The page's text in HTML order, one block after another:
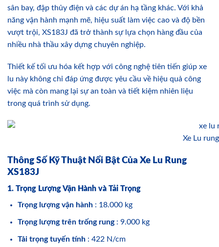
sân bay, đập thủy điện và các dự án hạ tầng khác. Với khả
năng vận hành mạnh mẽ, hiệu suất làm việc cao và độ bền
vượt trội, XS183J đã trở thành sự lựa chọn hàng đầu của
nhiều nhà thầu xây dựng chuyên nghiệp.
Thiết kế tối ưu hóa kết hợp với công nghệ tiên tiến giúp xe
lu này không chỉ đáp ứng được yêu cầu về hiệu quả công
việc mà còn mang lại sự an toàn và tiết kiệm nhiên liệu
trong quá trình sử dụng.
Xe Lu
Thông Số Kỹ Thuật Nổi Bật Của Xe Lu Rung
XS183J
1. Trọng Lượng Vận Hành và Tải Trọng
Trọng lượng vận hành : 18.000 kg
Trọng lượng trên trống rung : 9.000 kg
Tải trọng tuyến tính : 422 N/cm